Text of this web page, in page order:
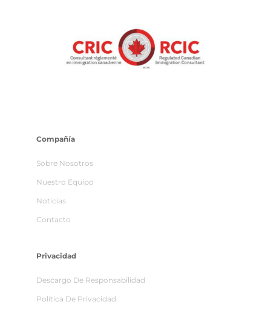
Compañía
Sobre Nosotros
Nuestro Equipo
Noticias
Contacto
Privacidad
Descargo De Responsabilidad
Política De Privacidad